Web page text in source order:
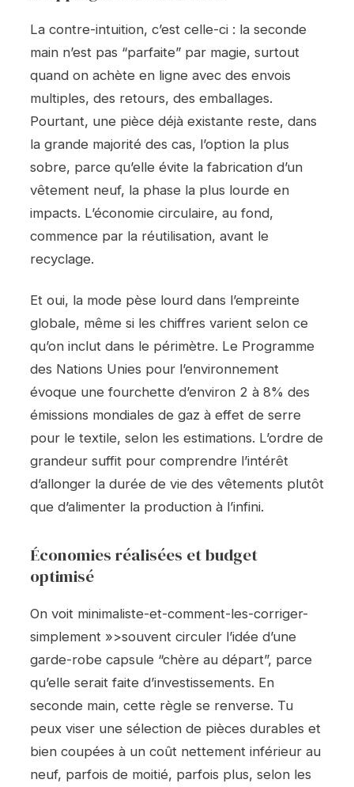
La contre-intuition, c’est celle-ci : la seconde
main n’est pas “parfaite” par magie, surtout
quand on achète en ligne avec des envois
multiples, des retours, des emballages.
Pourtant, une pièce déjà existante reste, dans
la grande majorité des cas, l’option la plus
sobre, parce qu’elle évite la fabrication d’un
vêtement neuf, la phase la plus lourde en
impacts. L’économie circulaire, au fond,
commence par la réutilisation, avant le
recyclage.
Et oui, la mode pèse lourd dans l’empreinte
globale, même si les chiffres varient selon ce
qu’on inclut dans le périmètre. Le Programme
des Nations Unies pour l’environnement
évoque une fourchette d’environ 2 à 8% des
émissions mondiales de gaz à effet de serre
pour le textile, selon les estimations. L’ordre de
grandeur suffit pour comprendre l’intérêt
d’allonger la durée de vie des vêtements plutôt
que d’alimenter la production à l’infini.
Économies réalisées et budget
optimisé
On voit minimaliste-et-comment-les-corriger-
simplement »>souvent circuler l’idée d’une
garde-robe capsule “chère au départ”, parce
qu’elle serait faite d’investissements. En
seconde main, cette règle se renverse. Tu
peux viser une sélection de pièces durables et
bien coupées à un coût nettement inférieur au
neuf, parfois de moitié, parfois plus, selon les